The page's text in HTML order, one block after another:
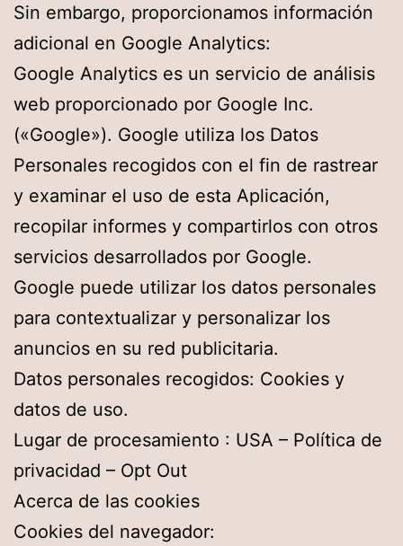
Sin embargo, proporcionamos información
adicional en Google Analytics:
Google Analytics es un servicio de análisis
web proporcionado por Google Inc.
(«Google»). Google utiliza los Datos
Personales recogidos con el fin de rastrear
y examinar el uso de esta Aplicación,
recopilar informes y compartirlos con otros
servicios desarrollados por Google.
Google puede utilizar los datos personales
para contextualizar y personalizar los
anuncios en su red publicitaria.
Datos personales recogidos: Cookies y
datos de uso.
Lugar de procesamiento : USA – Política de
privacidad – Opt Out
Acerca de las cookies
Cookies del navegador: